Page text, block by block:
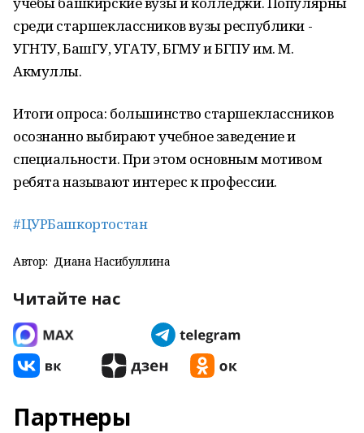
среди старшеклассников вузы республики -
УГНТУ, БашГУ, УГАТУ, БГМУ и БГПУ им. М.
Акмуллы.
Итоги опроса: большинство старшеклассников
осознанно выбирают учебное заведение и
специальности. При этом основным мотивом
ребята называют интерес к профессии.
#ЦУРБашкортостан
Автор: Диана Насибуллина
Читайте нас
Партнеры